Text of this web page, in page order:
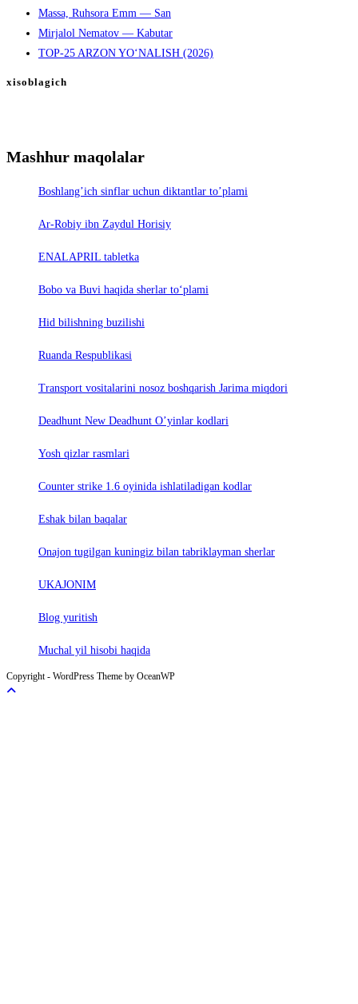
Massa, Ruhsora Emm — San
Mirjalol Nematov — Kabutar
TOP-25 ARZON YO‘NALISH (2026)
xisoblagich
Mashhur maqolalar
Boshlang’ich sinflar uchun diktantlar to’plami
Ar-Robiy ibn Zaydul Horisiy
ENALAPRIL tabletka
Bobo va Buvi haqida sherlar to‘plami
Hid bilishning buzilishi
Ruanda Respublikasi
Trаnsport vositаlаrini nosoz boshqаrish Jаrimа miqdori
Deadhunt New Deadhunt O’yinlar kodlari
Yosh qizlar rasmlari
Counter strike 1.6 oyinida ishlatiladigan kodlar
Eshak bilan baqalar
Onajon tugilgan kuningiz bilan tabriklayman sherlar
UKAJONIM
Blog yuritish
Muchal yil hisobi haqida
Copyright - WordPress Theme by OceanWP